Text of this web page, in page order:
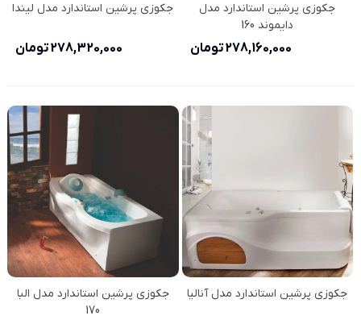
جکوزی پرشین استاندارد مدل
دایموند 160
278,160,000 تومان
جکوزی پرشین استاندارد مدل لیندا
278,320,000 تومان
جکوزی پرشین استاندارد مدل آنالیا
جکوزی پرشین استاندارد مدل البا
170